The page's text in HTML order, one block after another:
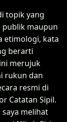
topik yang
maupun
etimologi, kata
berarti
merujuk
rukun dan
resmi di
Catatan Sipil.
melihat